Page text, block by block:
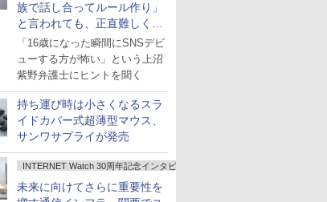
族で話し合ってルール作り」
と言われても、正直難しくな
いですか？
「16歳になった瞬間にSNSデビ
ューする方が怖い」という上沼
紫野弁護士にヒントを聞く
持ち運び時は小さくなるスラ
イドカバー式超薄型マウス、
サンワサプライが発売
INTERNET Watch 30周年記念インタビュー
未来に向けてさらに重要性を